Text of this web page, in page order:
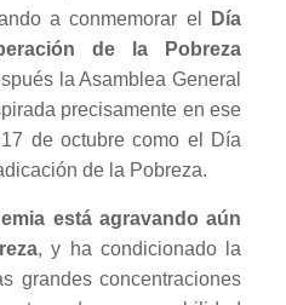
a conmemorar el
Día
de la Pobreza
la Asamblea General
precisamente en ese
de octubre como el Día
de la Pobreza.
está agravando aún
, y ha condicionado la
grandes concentraciones